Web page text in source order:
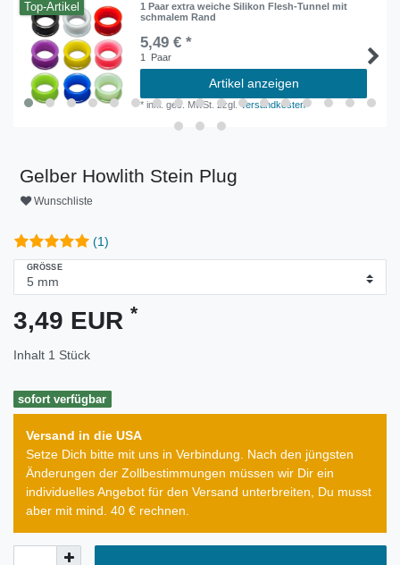
Top-Artikel
1 Paar extra weiche Silikon Flesh-Tunnel mit
schmalem Rand
5,49 € *
1 Paar
Artikel anzeigen
*inkl. ges. MwSt. zzgl.Versandkosten
Gelber Howlith Stein Plug
Wunschliste
(1)
GRÖSSE
3,49 EUR *
Inhalt 1 Stück
sofort verfügbar
Versand in die USA
Setze Dich bitte mit uns in Verbindung. Nach den jüngsten
Änderungen der Zollbestimmungen müssen wir Dir ein
individuelles Angebot für den Versand unterbreiten, Du musst
aber mit mind. 40 € rechnen.